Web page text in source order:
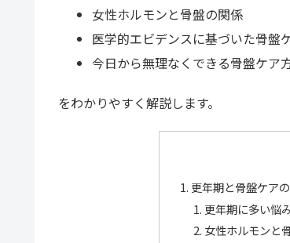
女性ホルモンと骨盤の関係
医学的エビデンスに基づいた骨盤
今日から無理なくできる骨盤ケア
をわかりやすく解説します。
更年期と骨盤ケア
更年期に多い悩
女性ホルモンと